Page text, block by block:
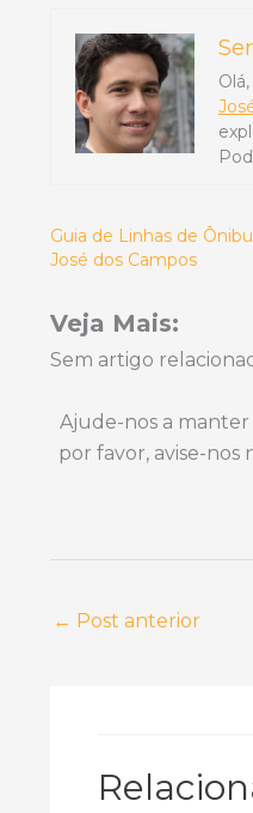
Guia de Linhas de
José dos Campos
Veja Mais:
Sem artigo
Ajude-nos a manter
por favor, avise-nos
← Post anterior